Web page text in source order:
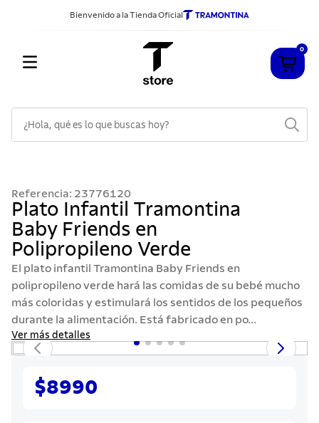
Bienvenido a la Tienda Oficial
0
Referencia: 23776120
Plato Infantil Tramontina
Baby Friends en
Polipropileno Verde
El plato infantil Tramontina Baby Friends en
polipropileno verde hará las comidas de su bebé mucho
más coloridas y estimulará los sentidos de los pequeños
durante la alimentación. Está fabricado en po...
Ver más detalles
$8990
2.
sarten
3.
cubiertos
4.
ollas
5
acero inoxidable
6.
442
grano
solar
cuchillo